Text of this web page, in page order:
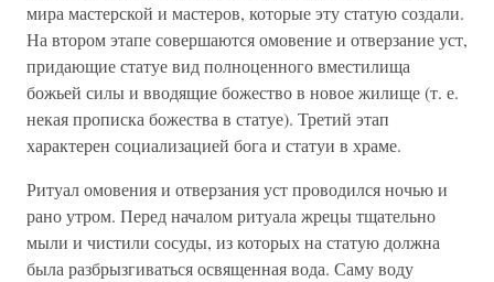
мира мастерской и мастеров, которые эту статую создали.
На втором этапе совершаются омовение и отверзание уст,
придающие статуе вид полноценного вместилища
божьей силы и вводящие божество в новое жилище (т. е.
некая прописка божества в статуе). Третий этап
характерен социализацией бога и статуи в храме.
Ритуал омовения и отверзания уст проводился ночью и
рано утром. Перед началом ритуала жрецы тщательно
мыли и чистили сосуды, из которых на статую должна
была разбрызгиваться освященная вода. Саму воду